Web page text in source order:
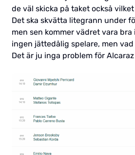
de väl skicka på taket också
Det ska skvätta litegrann under
men sen kommer vädret vara bra
ingen jättedålig spelare, men
Det är ju inga problem för